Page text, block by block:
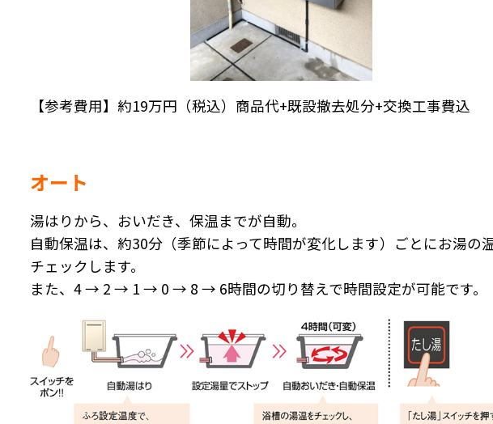
【参考費用】約19万円（税込）商品代+既設撤去処分+交換工事費込
オート
湯はりから、おいだき、保温までが自動。
自動保温は、約30分（季節によって時間が変化します）ごとにお湯の
チェックします。
また、4 → 2 → 1 → 0 → 8 → 6時間の切り替えで時間設定が可能です。